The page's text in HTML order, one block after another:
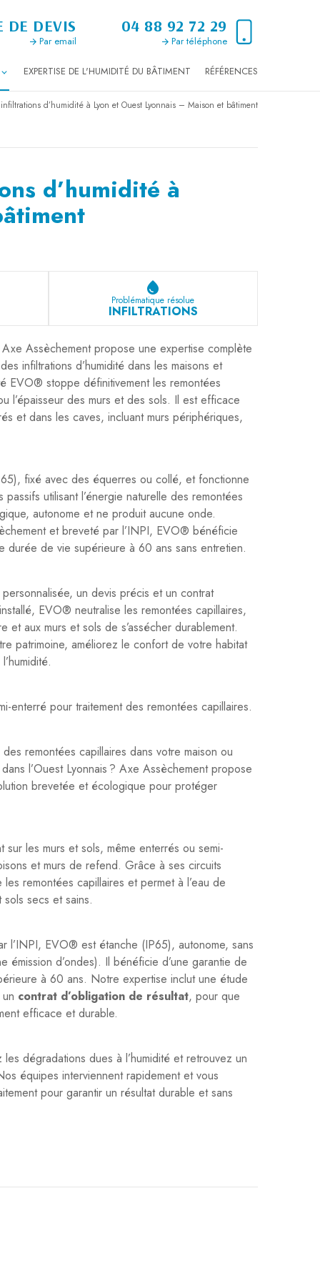
DE DEVIS
Par email
04 88 92 72 29
Par téléphone
EXPERTISE DE L'HUMIDITÉ DU BÂTIMENT RÉFÉRENCES
d’humidité à Lyon et Ouest Lyonnais – Maison et bâtiment
d’humidité à
water_drop
Problématique résolue
INFILTRATIONS
Assèchement propose une expertise complète
infiltrations d’humidité dans les maisons et
EVO® stoppe définitivement les remontées
l’épaisseur des murs et des sols. Il est efficace
et dans les caves, incluant murs périphériques,
fixé avec des équerres ou collé, et fonctionne
utilisant l’énergie naturelle des remontées
autonome et ne produit aucune onde.
et breveté par l’INPI, EVO® bénéficie
durée de vie supérieure à 60 ans sans entretien.
un devis précis et un contrat
EVO® neutralise les remontées capillaires,
et aux murs et sols de s’assécher durablement.
patrimoine, améliorez le confort de votre habitat
enterré pour traitement des remontées capillaires.
remontées capillaires dans votre maison ou
l’Ouest Lyonnais ? Axe Assèchement propose
brevetée et écologique pour protéger
les murs et sols, même enterrés ou semi-
et murs de refend. Grâce à ses circuits
remontées capillaires et permet à l’eau de
secs et sains.
l’INPI, EVO® est étanche (IP65), autonome, sans
émission d’ondes). Il bénéficie d’une garantie de
à 60 ans. Notre expertise inclut une étude
contrat d’obligation de résultat, pour que
efficace et durable.
dégradations dues à l’humidité et retrouvez un
équipes interviennent rapidement et vous
pour garantir un résultat durable et sans